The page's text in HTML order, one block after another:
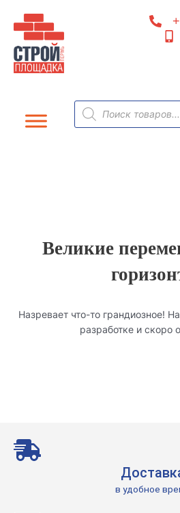
содержимому
Поиск
товаров
Великие
Назревает что-то грандиозное!
разработке и скоро
в удобное